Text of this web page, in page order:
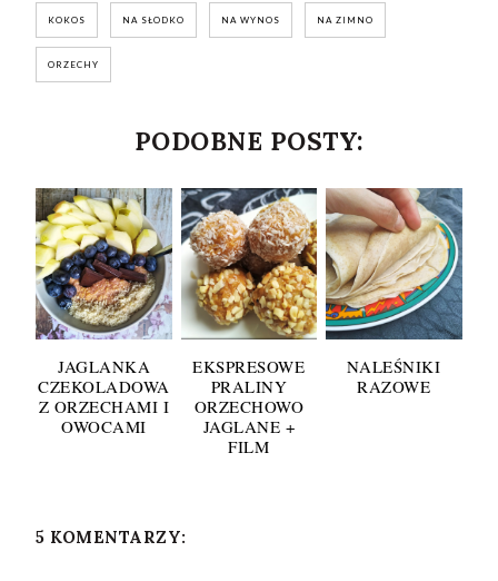
KOKOS NA SŁODKO NA WYNOS NA ZIMNO
ORZECHY
PODOBNE POSTY:
JAGLANKA
CZEKOLADOWA
Z ORZECHAMI I
OWOCAMI
EKSPRESOWE
PRALINY
ORZECHOWO
JAGLANE +
FILM
NALEŚNIKI
RAZOWE
5 KOMENTARZY: